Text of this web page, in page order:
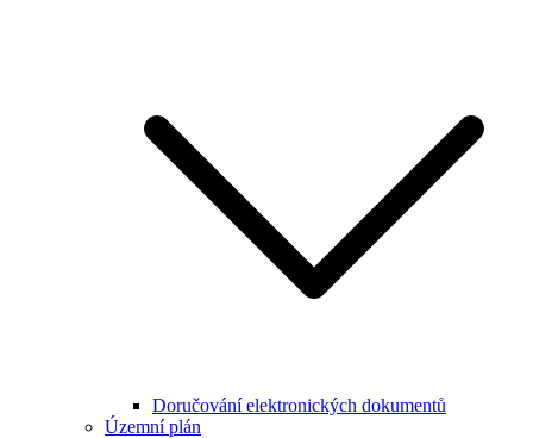
Doručování elektronických dokumentů
Územní plán